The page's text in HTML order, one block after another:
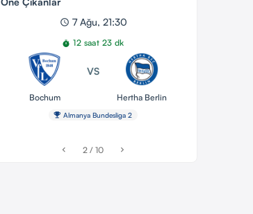
schedule 7 Ağu, 21:30
timer 12 saat 23 dk
Bochum
VS
Hertha Berlin
emoji_events Almanya Bundesliga 2
chevron_left 2 / 10 chevron_right